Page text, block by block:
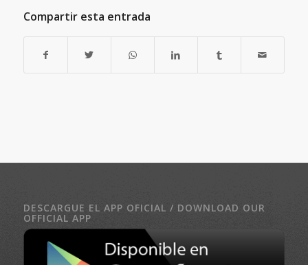
Compartir esta entrada
DESCARGUE EL APP OFICIAL / DOWNLOAD OUR
OFFICIAL APP